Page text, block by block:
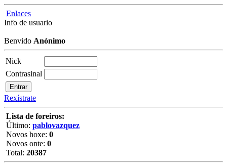
Enlaces
Info de usuario
Benvido Anónimo
Nick
Contrasinal
Rexístrate
Lista de foreiros:
Último: pablovazquez
Novos hoxe: 0
Novos onte: 0
Total: 20387